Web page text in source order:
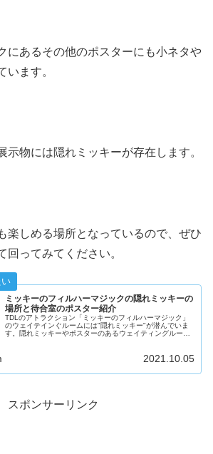
にあるその他のポスターにも小ネタや
います。
示物には隠れミッキーが存在します。
楽しめる場所となっているので、ぜひ
回ってみてください。
ミッキーのフィルハーマジックの隠れミッキーの
場所と待合室のポスター紹介
TDLのアトラクション「ミッキーのフィルハーマジック」
のウェイテインぐルームには"隠れミッキー"が潜んでいま
す。隠れミッキーやポスターのあるウェイティングルーム
2021.10.05
スポンサーリンク